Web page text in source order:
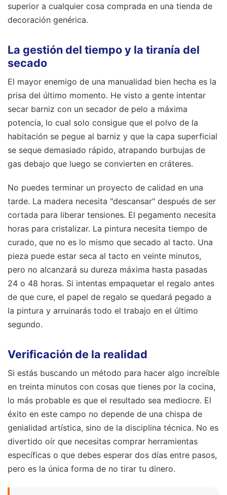
superior a cualquier cosa comprada en una tienda de
decoración genérica.
La gestión del tiempo y la tiranía del
secado
El mayor enemigo de una manualidad bien hecha es la
prisa del último momento. He visto a gente intentar
secar barniz con un secador de pelo a máxima
potencia, lo cual solo consigue que el polvo de la
habitación se pegue al barniz y que la capa superficial
se seque demasiado rápido, atrapando burbujas de
gas debajo que luego se convierten en cráteres.
No puedes terminar un proyecto de calidad en una
tarde. La madera necesita "descansar" después de ser
cortada para liberar tensiones. El pegamento necesita
horas para cristalizar. La pintura necesita tiempo de
curado, que no es lo mismo que secado al tacto. Una
pieza puede estar seca al tacto en veinte minutos,
pero no alcanzará su dureza máxima hasta pasadas
24 o 48 horas. Si intentas empaquetar el regalo antes
de que cure, el papel de regalo se quedará pegado a
la pintura y arruinarás todo el trabajo en el último
segundo.
Verificación de la realidad
Si estás buscando un método para hacer algo increíble
en treinta minutos con cosas que tienes por la cocina,
lo más probable es que el resultado sea mediocre. El
éxito en este campo no depende de una chispa de
genialidad artística, sino de la disciplina técnica. No es
divertido oír que necesitas comprar herramientas
específicas o que debes esperar dos días entre pasos,
pero es la única forma de no tirar tu dinero.